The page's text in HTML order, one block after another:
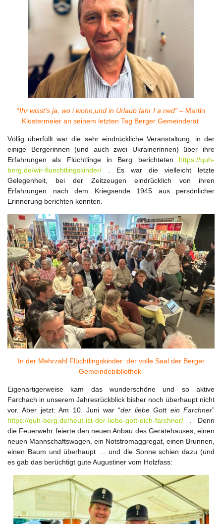
“Ihr wisst’s ja, wo i wohn,und in Urlaub fahr I a ned” – Martin
Klostermeier an seinem letzten Tag Berger Gemeinderat
Völlig überfüllt war die sehr eindrückliche Veranstaltung, in der
einige Bergerinnen (und auch zwei Ukrainerinnen) über ihre
Erfahrungen als Flüchtlinge in Berg berichteten https://quh-
berg.de/wir-fluechtlingskinder/ . Es war die vielleicht letzte
Gelegenheit, bei der Zeitzeugen eindrücklich von ihren
Erfahrungen nach dem Kriegsende 1945 aus persönlicher
Erinnerung berichten konnten.
In der Mehrzahl Flüchtlingskinder: der volle Saal der Berger
Gemeindebibliothek
Eigenartigerweise kam das wunderschöne und so aktive
Farchach in unserem Jahresrückblick bisher noch überhaupt nicht
vor. Aber jetzt: Am 10. Juni war “der liebe Gott ein Farchner”
https://quh-berg.de/heut-ist-der-liebe-gott-eich-farchner/ . Denn
die Feuerwehr feierte den neuen Anbau des Gerätehauses, einen
neuen Mannschaftswagen, ein Notstromaggregat, einen Brunnen,
einen Baum und überhaupt … und die Sonne schien dazu (und
es gab das berüchtigt gute Augustiner vom Holzfass: